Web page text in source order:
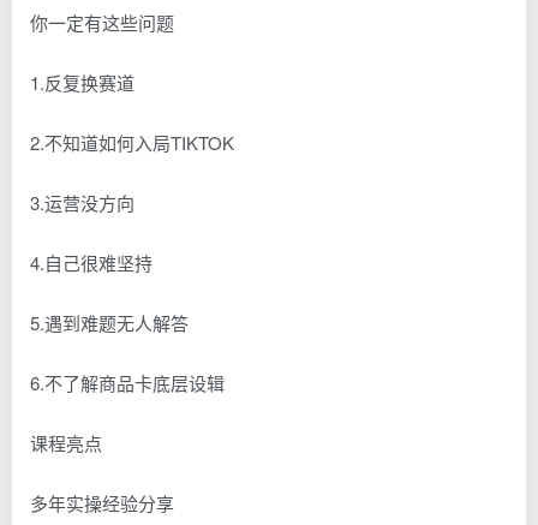
你一定有这些问题
1.反复换赛道
2.不知道如何入局TIKTOK
3.运营没方向
4.自己很难坚持
5.遇到难题无人解答
6.不了解商品卡底层设辑
课程亮点
多年实操经验分享